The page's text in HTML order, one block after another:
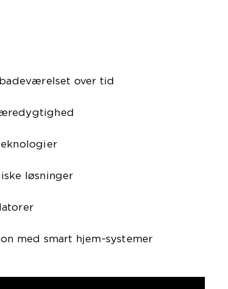
over tid
løsninger
med smart hjem-systemer